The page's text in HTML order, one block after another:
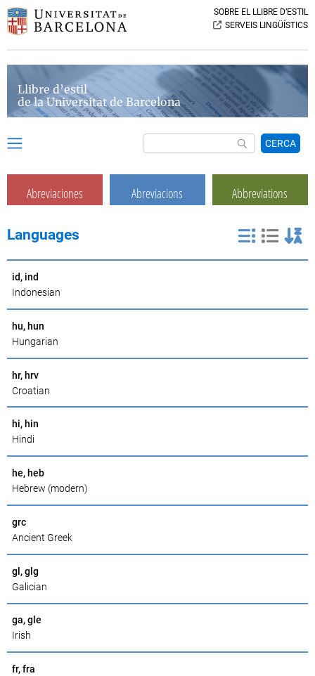
SOBRE EL LLIBRE D’ESTIL
SERVEIS LINGÜÍSTICS
Llibre d’estil
de la Universitat de Barcelona
CERCA
Abreviaciones Abreviacions Abbreviations
Languages
id, ind
Indonesian
hu, hun
Hungarian
hr, hrv
Croatian
hi, hin
Hindi
he, heb
Hebrew (modern)
grc
Ancient Greek
gl, glg
Galician
ga, gle
Irish
fr, fra